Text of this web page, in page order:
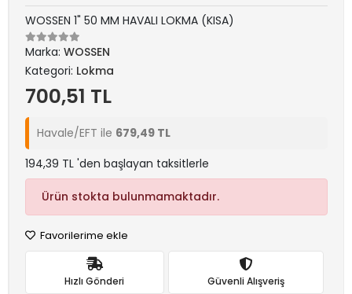
WOSSEN 1" 50 MM HAVALI LOKMA (KISA)
Marka: WOSSEN
Kategori: Lokma
700,51 TL
Havale/EFT ile 679,49 TL
194,39 TL 'den başlayan taksitlerle
Ürün stokta bulunmamaktadır.
Favorilerime ekle
Hızlı Gönderi Güvenli Alışveriş